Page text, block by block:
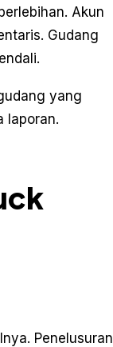
Akun
Gudang
yang
laporan.
Penelusuran